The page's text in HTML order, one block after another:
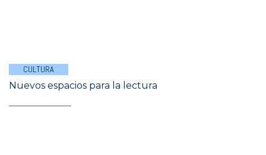
CULTURA
Nuevos espacios para la lectura